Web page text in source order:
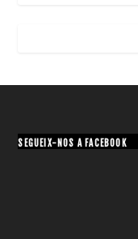
SEGUEIX-NOS A FACEBOOK